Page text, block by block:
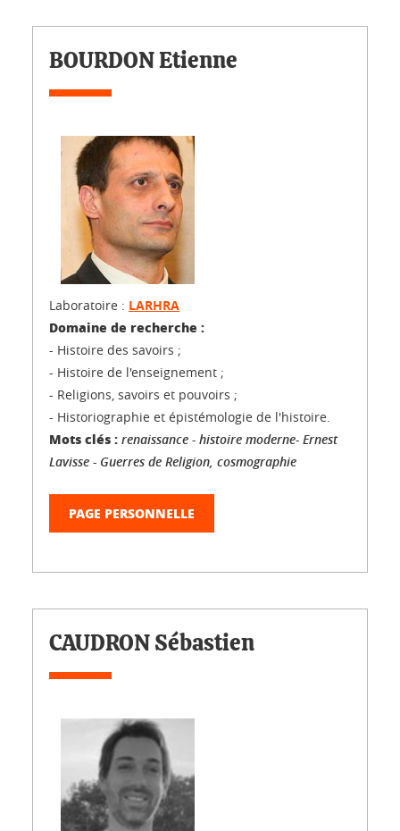
BOURDON Etienne
Laboratoire : LARHRA
Domaine de recherche :
- Histoire des savoirs ;
- Histoire de l'enseignement ;
- Religions, savoirs et pouvoirs ;
- Historiographie et épistémologie de l'histoire.
Mots clés : renaissance - histoire moderne- Ernest
Lavisse - Guerres de Religion, cosmographie
PAGE PERSONNELLE
CAUDRON Sébastien